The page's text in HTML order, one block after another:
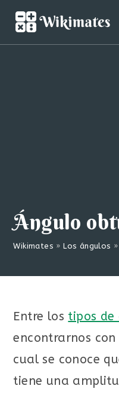
Ángulo
Wikimates »Los ángulos »
Entre los tipos de
encontrarnos
cual se conoce
tiene una